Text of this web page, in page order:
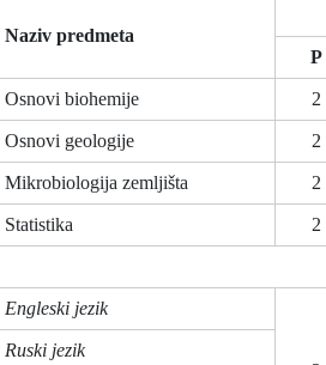
Naziv predmeta
P
Osnovi biohemije 2
Osnovi geologije 2
Mikrobiologija zemljišta 2
Statistika 2
Engleski jezik
Ruski jezik